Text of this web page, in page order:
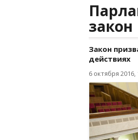
закон
Закон
действиях
6 октября 2016,